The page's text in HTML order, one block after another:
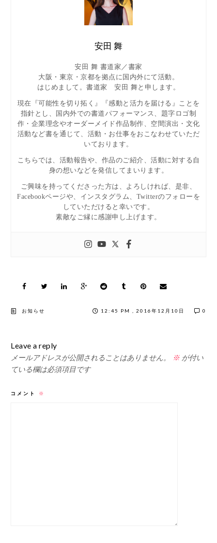
安田 舞
安田 舞 書道家／書家
大阪・東京・京都を拠点に国内外にて活動。
はじめまして。書道家 安田 舞と申します。
現在『可能性を切り拓く』『感動と活力を届ける』ことを
指針とし、国内外での書道パフォーマンス、題字ロゴ制
作・企業理念やオーダーメイド作品制作、空間演出・文化
活動など書を通じて、活動・お仕事をおこなわせていただ
いております。
こちらでは、活動報告や、作品のご紹介、活動に対する自
身の想いなどを発信してまいります。
ご興味を持ってくださった方は、よろしければ、是非、
Facebookページや、インスタグラム、Twitterのフォローを
していただけると幸いです。
素敵なご縁に感謝申し上げます。
お知らせ 12:45 PM , 2016年12月10日 0
Leave a reply
メールアドレスが公開されることはありません。 ※が付い
ている欄は必須項目です
コメント ※